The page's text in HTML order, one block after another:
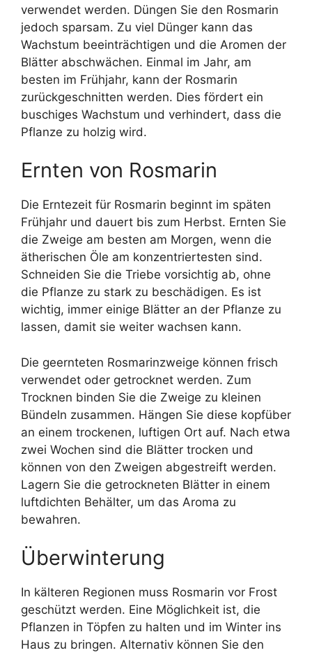
verwendet werden. Düngen Sie den Rosmarin
jedoch sparsam. Zu viel Dünger kann das
Wachstum beeinträchtigen und die Aromen der
Blätter abschwächen. Einmal im Jahr, am
besten im Frühjahr, kann der Rosmarin
zurückgeschnitten werden. Dies fördert ein
buschiges Wachstum und verhindert, dass die
Pflanze zu holzig wird.
Ernten von Rosmarin
Die Erntezeit für Rosmarin beginnt im späten
Frühjahr und dauert bis zum Herbst. Ernten Sie
die Zweige am besten am Morgen, wenn die
ätherischen Öle am konzentriertesten sind.
Schneiden Sie die Triebe vorsichtig ab, ohne
die Pflanze zu stark zu beschädigen. Es ist
wichtig, immer einige Blätter an der Pflanze zu
lassen, damit sie weiter wachsen kann.
Die geernteten Rosmarinzweige können frisch
verwendet oder getrocknet werden. Zum
Trocknen binden Sie die Zweige zu kleinen
Bündeln zusammen. Hängen Sie diese kopfüber
an einem trockenen, luftigen Ort auf. Nach etwa
zwei Wochen sind die Blätter trocken und
können von den Zweigen abgestreift werden.
Lagern Sie die getrockneten Blätter in einem
luftdichten Behälter, um das Aroma zu
bewahren.
Überwinterung
In kälteren Regionen muss Rosmarin vor Frost
geschützt werden. Eine Möglichkeit ist, die
Pflanzen in Töpfen zu halten und im Winter ins
Haus zu bringen. Alternativ können Sie den